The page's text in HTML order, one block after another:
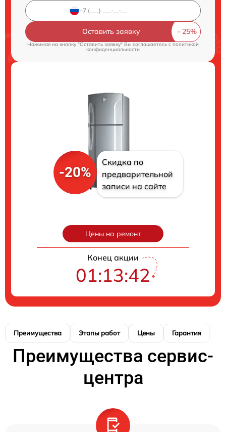
Оставить заявку
Нажимая на кнопку "Оставить заявку" Вы соглашаетесь cполитикой
конфиденциальности
-20%
Скидка по
предварительной
записи на сайте
Цены на ремонт
Конец акции
01:13:41
Преимущества Этапы работ Цены Гарантия
Преимущества сервис-
центра